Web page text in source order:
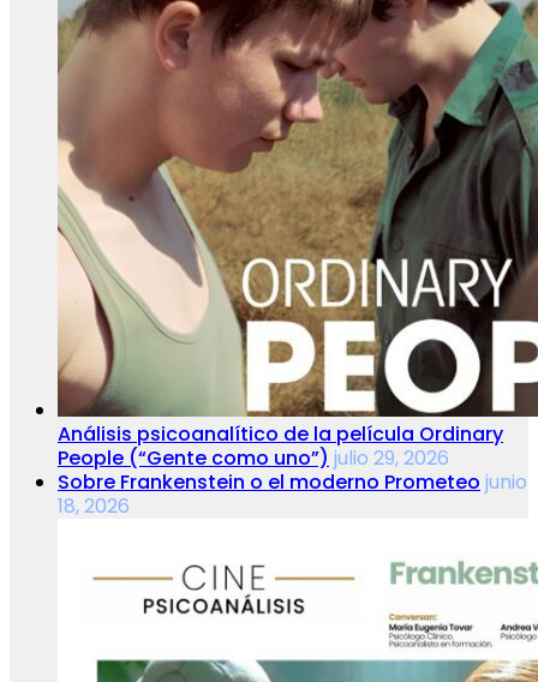
Análisis psicoanalítico de la película Ordinary
People (“Gente como uno”) julio 29, 2026
Sobre Frankenstein o el moderno Prometeo junio
18, 2026